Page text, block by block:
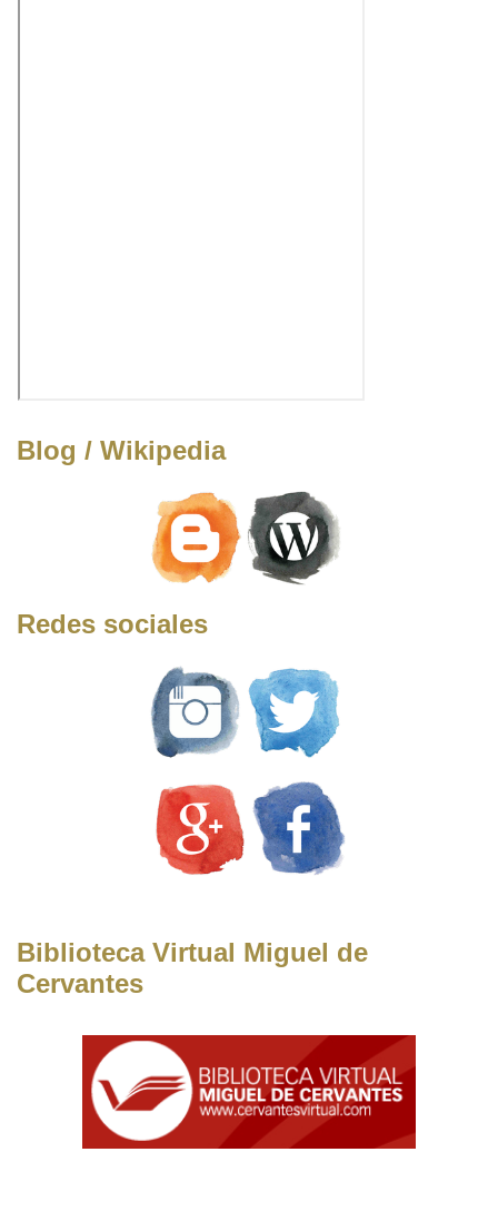
Blog / Wikipedia
Redes sociales
Biblioteca Virtual Miguel de
Cervantes